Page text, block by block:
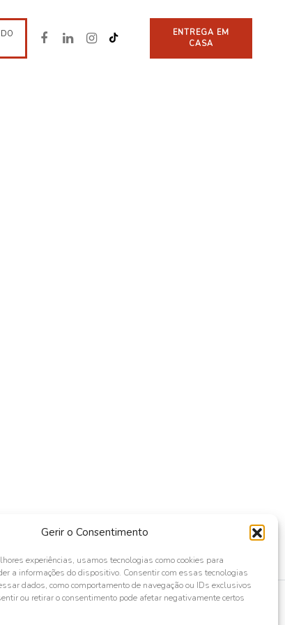
Gerir o Consentimento
experiências, usamos tecnologias como cookies para
a informações do dispositivo. Consentir com essas tecnologias
dados, como comportamento de navegação ou IDs exclusivos
ou retirar o consentimento pode afetar negativamente certos
ENTREGA EM
CASA